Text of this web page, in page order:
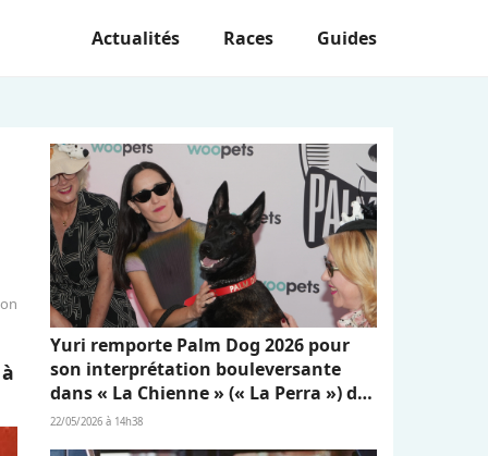
Actualités Races Guides
Yuri remporte Palm Dog 2026 pour
son interprétation bouleversante
dans « La Chienne » (« La Perra ») de
Dominga Sotomayor
22/05/2026 à 14h38